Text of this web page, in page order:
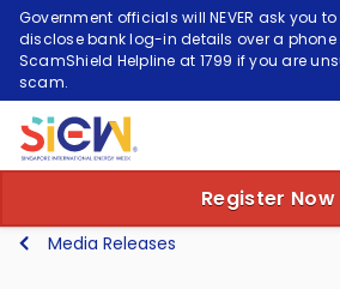
Government officials will NEVER ask you
disclose bank log-in details over a
ScamShield Helpline at 1799 if you are
scam.
Register Now
Media Releases